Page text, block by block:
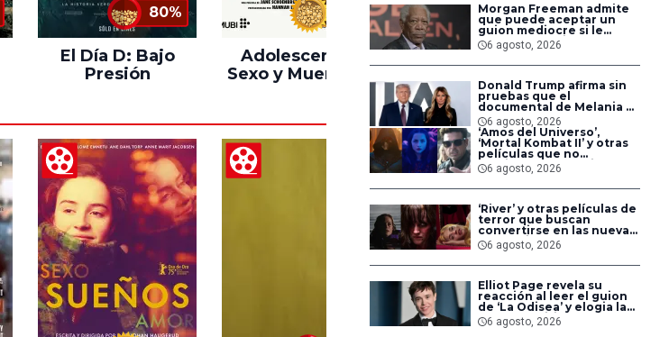
80%
El Día D: Bajo
Presión
Adolescencia,
Sexo y Muerte en
90%
Pinocchio
Morgan Freeman admite
que puede aceptar un
guion mediocre si le
pagan lo suficiente
6 agosto, 2026
Donald Trump afirma sin
pruebas que el
documental de Melania es
‘la película número uno
del año’
6 agosto, 2026
‘Amos del Universo’,
‘Mortal Kombat II’ y otras
películas que no
dominaron la taquilla
pero triunfaron en
streaming
6 agosto, 2026
‘River’ y otras películas de
terror que buscan
convertirse en las nuevas
‘Obsession’ y ‘Backrooms’
6 agosto, 2026
Elliot Page revela su
reacción al leer el guion
de ‘La Odisea’ y elogia la
forma de dirigir de
Christopher Nolan
6 agosto, 2026